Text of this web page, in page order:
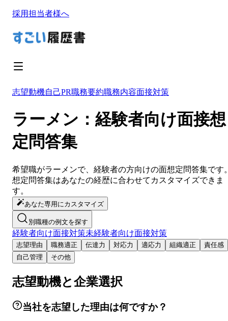
採用担当者様へ
志望動機自己PR職務要約職務内容面接対策
ラーメン：経験者向け面接想
定問答集
希望職がラーメンで、経験者の方向けの面想定問答集です
想定問答集はあなたの経歴に合わせてカスタマイズできま
す。
あなた専用にカスタマイズ
別職種の例文を探す
経験者向け面接対策未経験者向け面接対策
志望理由 職務適正 伝達力 対応力 適応力 組織適正
責任感
自己管理
その他
志望動機と企業選択
当社を志望した理由は何ですか？